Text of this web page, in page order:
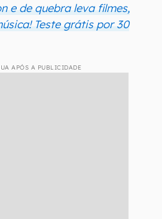
e de quebra leva filmes,
Teste grátis por 30
APÓS A PUBLICIDADE